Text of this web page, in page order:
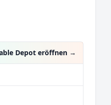
Depot eröffnen →